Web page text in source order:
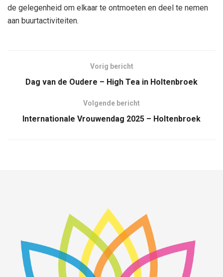
de gelegenheid om elkaar te ontmoeten en deel te nemen
aan buurtactiviteiten.
Vorig bericht
Dag van de Oudere – High Tea in Holtenbroek
Volgende bericht
Internationale Vrouwendag 2025 – Holtenbroek